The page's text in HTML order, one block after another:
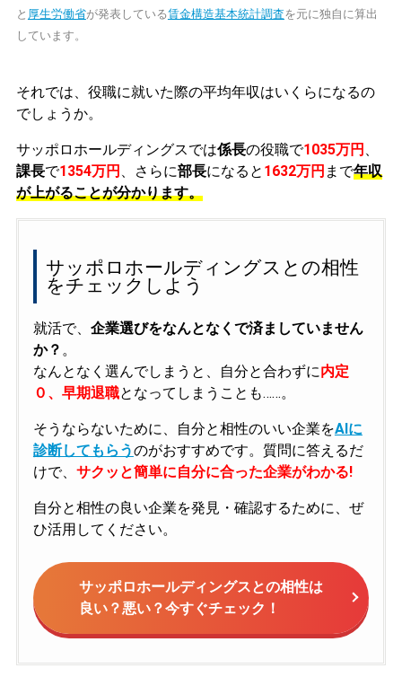
と 厚生労働省が発表している賃金構造基本統計調査を元に独自に算出
しています。
それでは、役職に就いた際の平均年収はいくらになるの
でしょうか。
サッポロホールディングスでは係長の役職で1035万円
課長で1354万円 、さらに部長になると 1632万円 まで年収
が上がることが分かります。
サッポロホールディングスとの相性
をチェックしよう
就活で、 企業選びをなんとなくで済ましていません
か？ 。
なんとなく選んでしまうと、自分と合わずに内定
０、早期退職となってしまうことも……。
そうならないために、自分と相性のいい企業をAIに
診断してもらうのがおすすめです。質問に答えるだ
けで、 サクッと簡単に自分に合った企業がわかる!
自分と相性の良い企業を発見・確認するために、ぜ
ひ活用してください。
サッポロホールディングスとの相性は
良い？悪い？今すぐチェック！